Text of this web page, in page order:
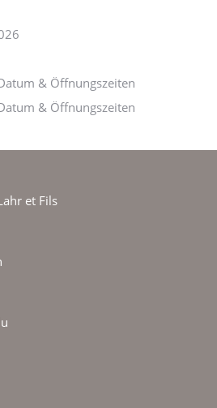
& Öffnungszeiten
& Öffnungszeiten
et Fils